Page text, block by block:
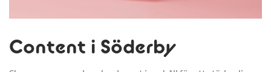
Content i Söderby